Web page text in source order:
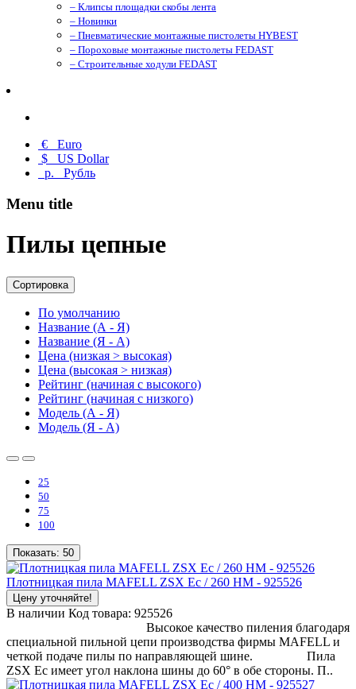
– Клипсы площадки скобы лента
– Новинки
– Пневматические монтажные пистолеты HYBEST
– Пороховые монтажные пистолеты FEDAST
– Строительные ходули FEDAST
€ Euro
$ US Dollar
р. Рубль
Menu title
Пилы цепные
Сортировка
По умолчанию
Название (А - Я)
Название (Я - А)
Цена (низкая > высокая)
Цена (высокая > низкая)
Рейтинг (начиная с высокого)
Рейтинг (начиная с низкого)
Модель (А - Я)
Модель (Я - А)
25
50
75
100
Показать: 50
Плотницкая пила MAFELL ZSX Ec / 260 HM - 925526
Цену уточняйте!
В наличии Код товара: 925526
Высокое качество пиления благодаря
специальной пильной цепи производства фирмы MAFELL и
четкой подаче пилы по направляющей шине. Пила
ZSX Ec имеет угол наклона шины до 60° в обе стороны. П..